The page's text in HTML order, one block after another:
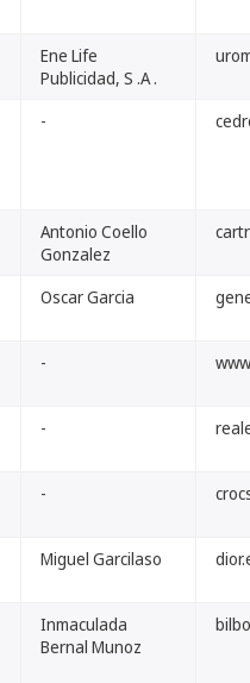
Ene Life
Publicidad, S .A .
-
Antonio Coello
Gonzalez
Oscar Garcia
-
-
-
Miguel Garcilaso
Inmaculada
Bernal Munoz